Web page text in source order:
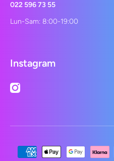
022 596 73 55
Lun-Sam: 8:00-19:00
Instagram
instagramcom/lepetshopch/